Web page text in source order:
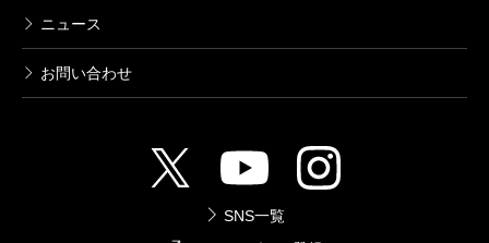
ニュース
お問い合わせ
SNS一覧